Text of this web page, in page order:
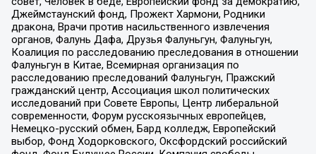
Джеймстаунский фонд, Прожект Хармони, Родники
дракона, Врачи против насильственного извлечения
органов, Фалунь Дафа, Друзья Фалуньгун, Фалуньгун,
Коалиция по расследованию преследования в отношении
Фалуньгун в Китае, Всемирная организация по
расследованию преследований Фалуньгун, Пражский
гражданский центр, Ассоциация школ политических
исследований при Совете Европы, Центр либеральной
современности, Форум русскоязычных европейцев,
Немецко-русский обмен, Бард колледж, Европейский
выбор, Фонд Ходорковского, Оксфордский российский